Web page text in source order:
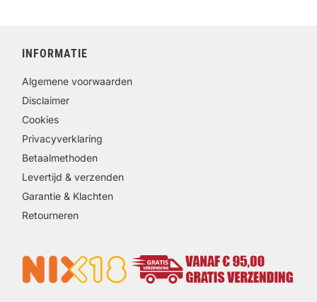
INFORMATIE
Algemene voorwaarden
Disclaimer
Cookies
Privacyverklaring
Betaalmethoden
Levertijd & verzenden
Garantie & Klachten
Retourneren